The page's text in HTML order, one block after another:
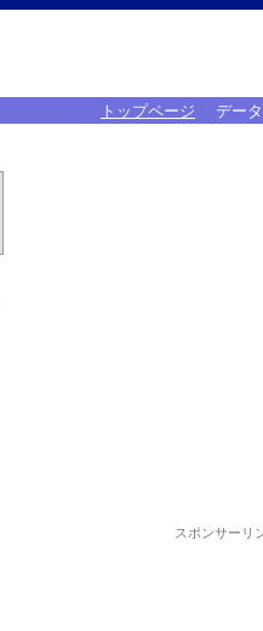
トップページ デー
スポンサーリ